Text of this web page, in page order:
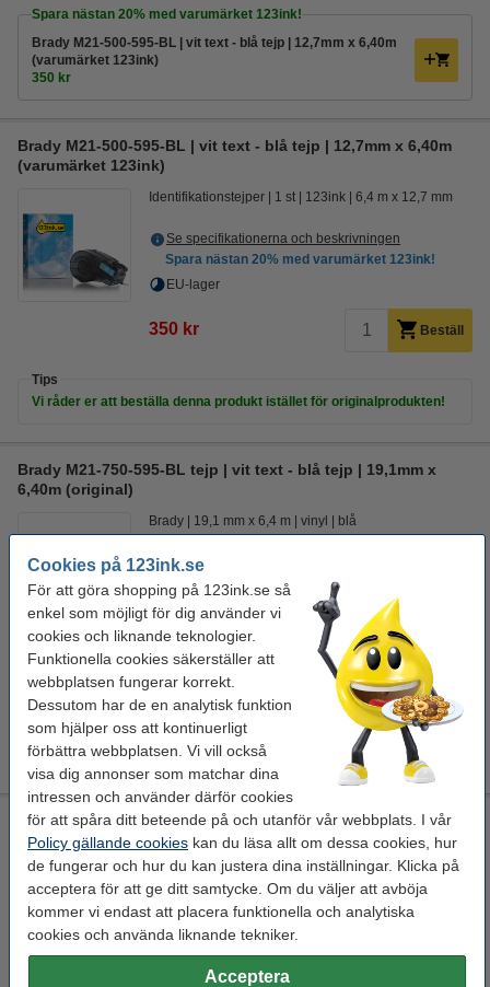
Cookies på 123ink.se
För att göra shopping på 123ink.se så
enkel som möjligt för dig använder vi
cookies och liknande teknologier.
Funktionella cookies säkerställer att
webbplatsen fungerar korrekt.
Dessutom har de en analytisk funktion
som hjälper oss att kontinuerligt
förbättra webbplatsen. Vi vill också
visa dig annonser som matchar dina
intressen och använder därför cookies
för att spåra ditt beteende på och utanför vår webbplats. I vår
Policy gällande cookies kan du läsa allt om dessa cookies, hur
de fungerar och hur du kan justera dina inställningar. Klicka på
acceptera för att ge ditt samtycke. Om du väljer att avböja
kommer vi endast att placera funktionella och analytiska
cookies och använda liknande tekniker.
Acceptera
Spara nästan 20% med varumärket 123ink!
Brady M21-500-595-BL | vit text - blå tejp | 12,7mm x 6,40m
(varumärket 123ink)
350 kr
Brady M21-500-595-BL | vit text - blå tejp | 12,7mm x 6,40m
(varumärket 123ink)
Identifikationstejper 1 st 123ink 6,4 m x 12,7 mm
Se specifikationerna och beskrivningen
Spara nästan 20% med varumärket 123ink!
EU-lager
350 kr Beställ
Tips
Vi råder er att beställa denna produkt istället för originalprodukten!
Brady M21-750-595-BL tejp | vit text - blå tejp | 19,1mm x
6,40m (original)
Brady 19,1 mm x 6,4 m vinyl blå
Se specifikationerna och beskrivningen
EU-lager
525 kr
Spara nästan 30%med varumärket 123ink!
Brady M21-750-595-BL tejp | vit text - blå tejp | 19,1mm x
6,40m (varumärket 123ink)
375 kr
Brady M21-750-595-BL tejp | vit text - blå tejp | 19,1mm x
6,40m (varumärket 123ink)
Identifikationstejper 1 st 123ink 6,4 m x 19,1 mm
Se specifikationerna och beskrivningen
Spara nästan30%med varumärket 123ink!
EU-lager